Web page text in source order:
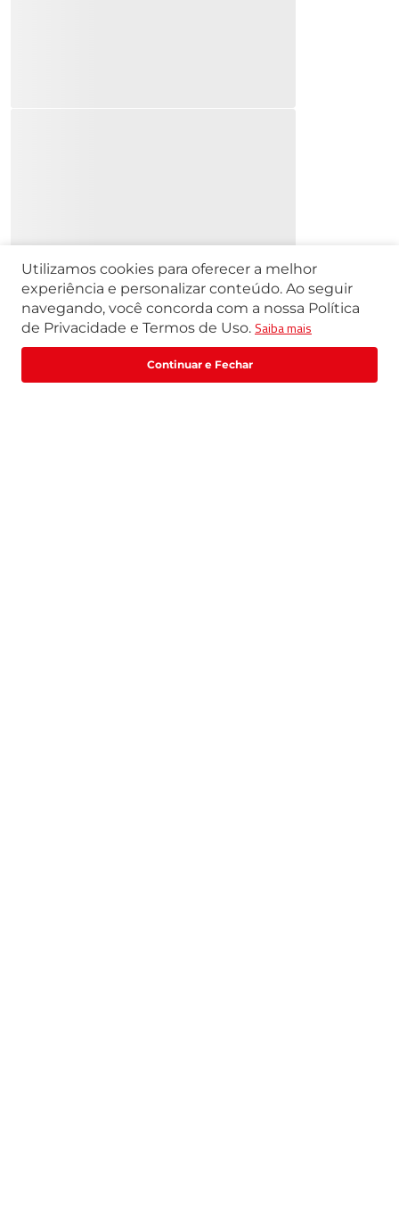
Fale com um especialista
Utilizamos cookies para oferecer a melhor
experiência e personalizar conteúdo. Ao seguir
navegando, você concorda com a nossa Política
de Privacidade e Termos de Uso. Saiba mais